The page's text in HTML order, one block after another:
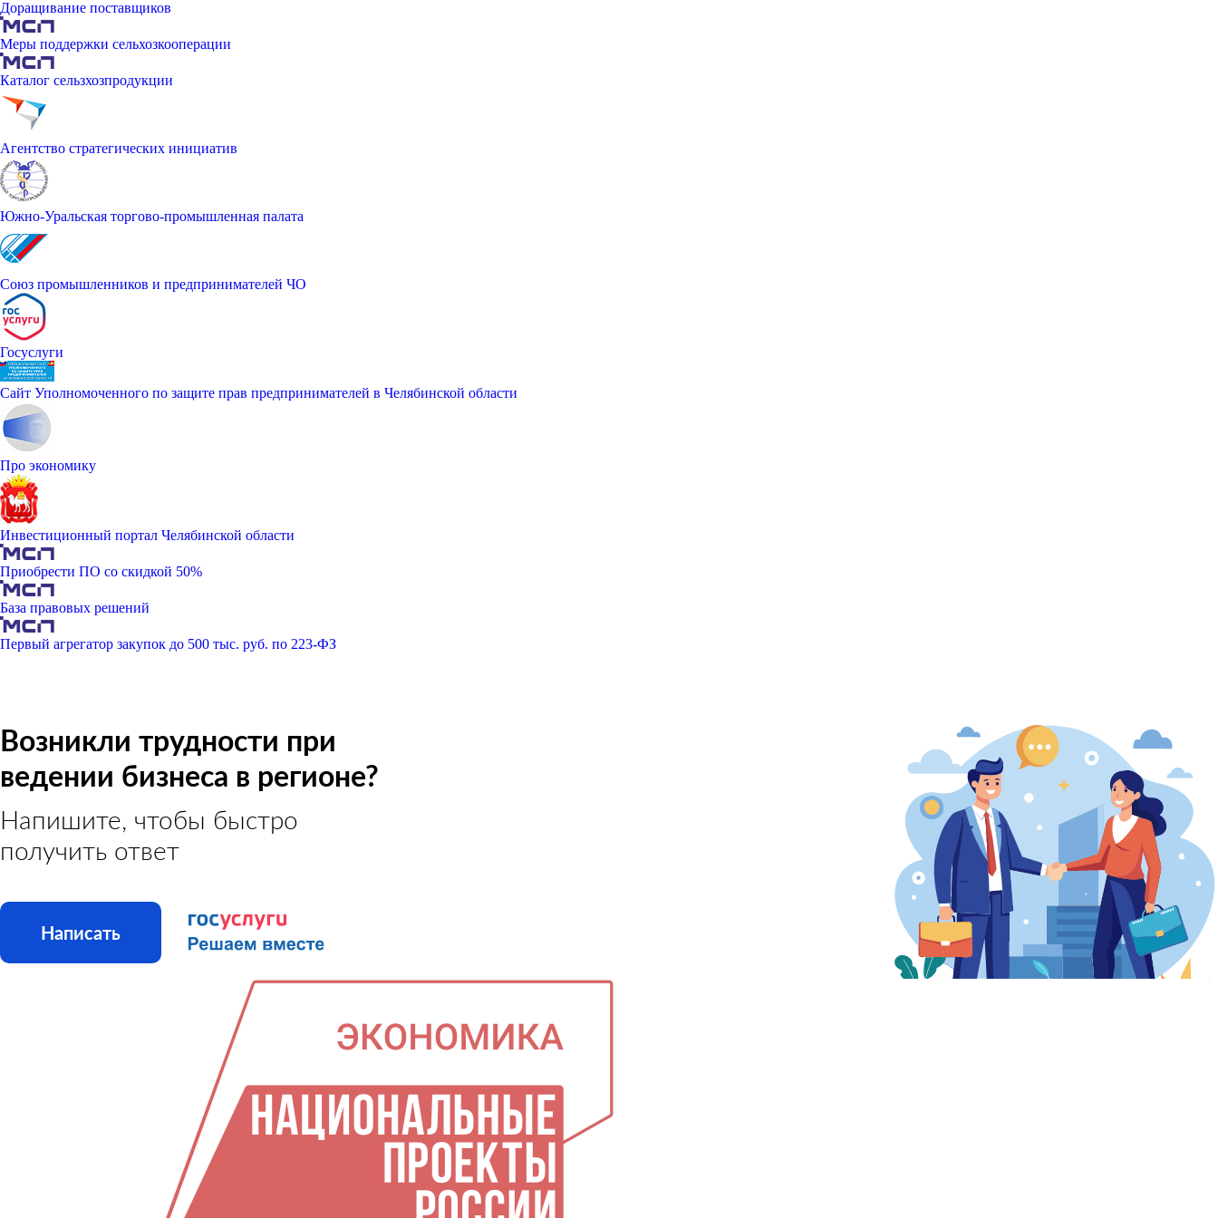
Доращивание поставщиков
Меры поддержки сельхозкооперации
Каталог сельзхозпродукции
Агентство стратегических инициатив
Южно-Уральская торгово-промышленная палата
Союз промышленников и предпринимателей ЧО
Госуслуги
Сайт Уполномоченного по защите прав предпринимателей в Челябинской области
Про экономику
Инвестиционный портал Челябинской области
Приобрести ПО со скидкой 50%
База правовых решений
Первый агрегатор закупок до 500 тыс. руб. по 223-ФЗ
Возникли трудности при
ведении бизнеса в регионе?
Напишите, чтобы быстро
получить ответ
Написать